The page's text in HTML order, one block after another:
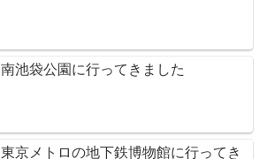
南池袋公園に行ってきました
東京メトロの地下鉄博物館に行ってき